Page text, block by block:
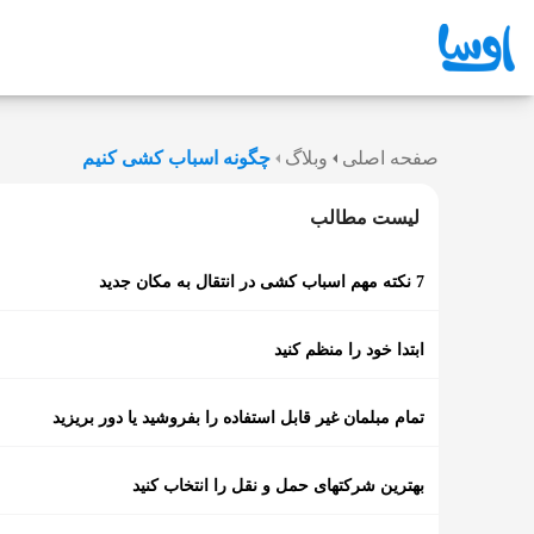
صفحه اصلی وبلاگ چگونه اسباب کشی کنیم
لیست مطالب
7 نکته مهم اسباب کشی در انتقال به مکان جدید
ابتدا خود را منظم کنید
تمام مبلمان غیر قابل استفاده را بفروشید یا دور بریزید
بهترین شرکتهای حمل و نقل را انتخاب کنید